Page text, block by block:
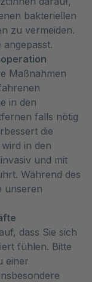
bakteriellen
zu vermeiden.
angepasst.
Maßnahmen
in den
falls nötig
die
in den
und mit
Während des
unseren
dass Sie sich
fühlen. Bitte
einer